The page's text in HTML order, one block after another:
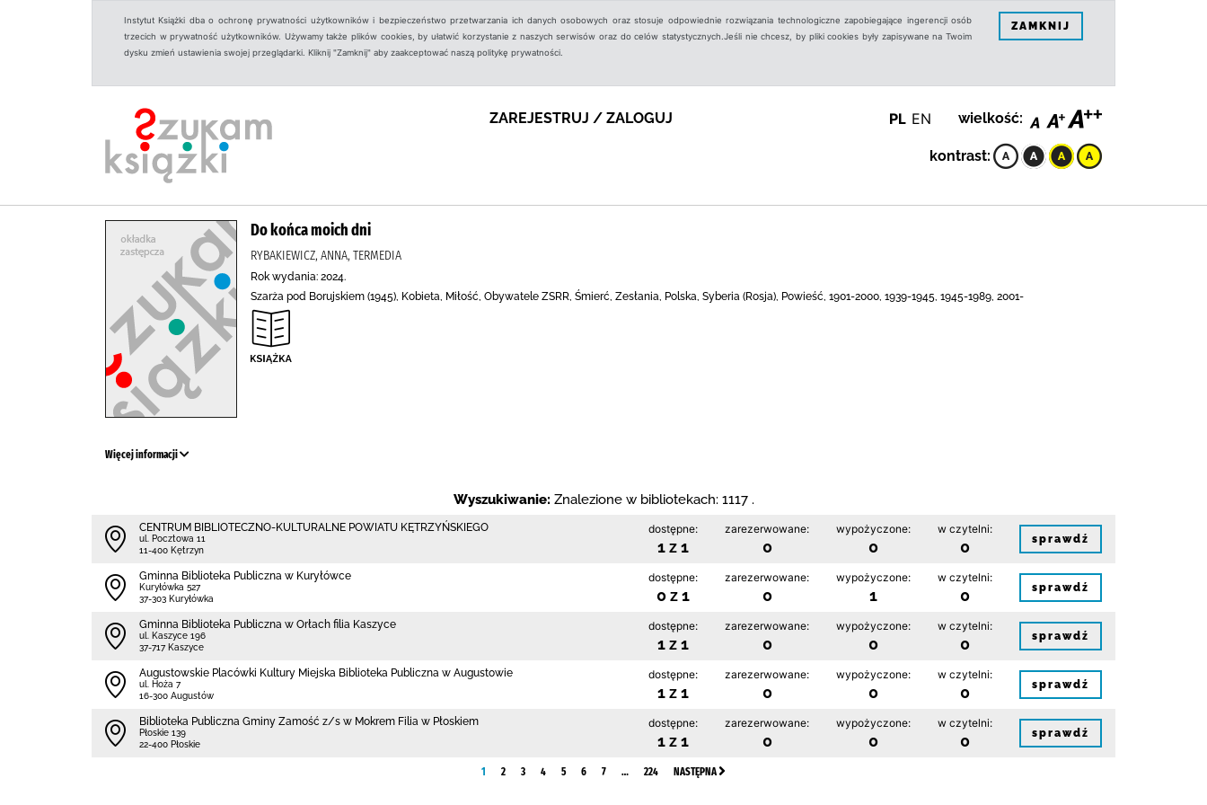
Instytut Książki dba o ochronę prywatności użytkowników i bezpieczeństwo przetwarzania ich danych osobowych oraz stosuje odpowiednie rozwiązania technologiczne zapobiegające ingerencji osób
trzecich w prywatność użytkowników. Używamy także plików cookies, by ułatwić korzystanie z naszych serwisów oraz do celów statystycznych.Jeśli nie chcesz, by pliki cookies były zapisywane na Twoim
dysku zmień ustawienia swojej przeglądarki. Kliknij "Zamknij" aby zaakceptować naszą politykę prywatności.
ZAMKNIJ
ZAREJESTRUJ / ZALOGUJ PL EN wielkość:
kontrast:
Do końca moich dni
RYBAKIEWICZ, ANNA, TERMEDIA
Rok wydania: 2024.
Szarża pod Borujskiem (1945), Kobieta, Miłość, Obywatele ZSRR, Śmierć, Zesłania, Polska, Syberia (Rosja), Powieść, 1901-2000, 1939-1945, 1945-1989, 2001-
Więcej informacji
Wyszukiwanie: Znalezione w bibliotekach: 1117 .
CENTRUM BIBLIOTECZNO-KULTURALNE POWIATU KĘTRZYŃSKIEGO
ul. Pocztowa 11
11-400 Kętrzyn
dostępne:
1 z 1
zarezerwowane:
0
wypożyczone:
0
w czytelni:
0 sprawdź
Gminna Biblioteka Publiczna w Kuryłówce
Kuryłówka 527
37-303 Kuryłówka
dostępne:
0 z 1
zarezerwowane:
0
wypożyczone:
1
w czytelni:
0 sprawdź
Gminna Biblioteka Publiczna w Orłach filia Kaszyce
ul. Kaszyce 196
37-717 Kaszyce
dostępne:
1 z 1
zarezerwowane:
0
wypożyczone:
0
w czytelni:
0 sprawdź
Augustowskie Placówki Kultury Miejska Biblioteka Publiczna w Augustowie
ul. Hoża 7
16-300 Augustów
dostępne:
1 z 1
zarezerwowane:
0
wypożyczone:
0
w czytelni:
0 sprawdź
Biblio­teka Publiczna Gminy Zamość z/s w Mokrem Filia w Płoskiem
Płoskie 139
22-400 Płoskie
dostępne:
1 z 1
zarezerwowane:
0
wypożyczone:
0
w czytelni:
0 sprawdź
1 2 3 4 5 6 7 … 224 NASTĘPNA